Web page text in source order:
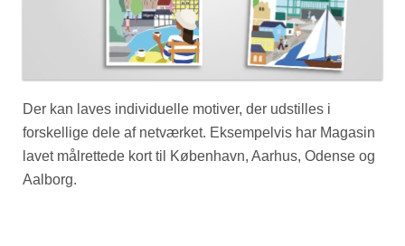
Der kan laves individuelle motiver, der udstilles i
forskellige dele af netværket. Eksempelvis har Magasin
lavet målrettede kort til København, Aarhus, Odense og
Aalborg.